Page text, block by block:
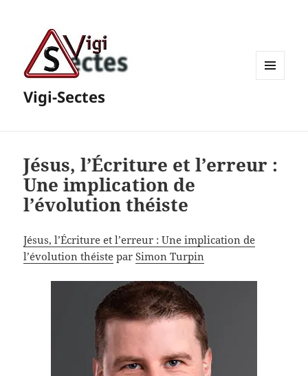
Vigi-Sectes
Jésus, l’Écriture et l’erreur :
Une implication de
l’évolution théiste
Jésus, l’Écriture et l’erreur : Une implication de
l’évolution théiste parSimon Turpin